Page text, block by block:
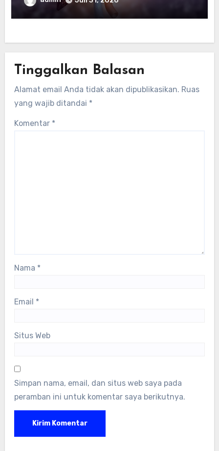
Tinggalkan Balasan
Alamat email Anda tidak akan dipublikasikan. Ruas
yang wajib ditandai *
Komentar *
Nama *
Email *
Situs Web
Simpan nama, email, dan situs web saya pada
peramban ini untuk komentar saya berikutnya.